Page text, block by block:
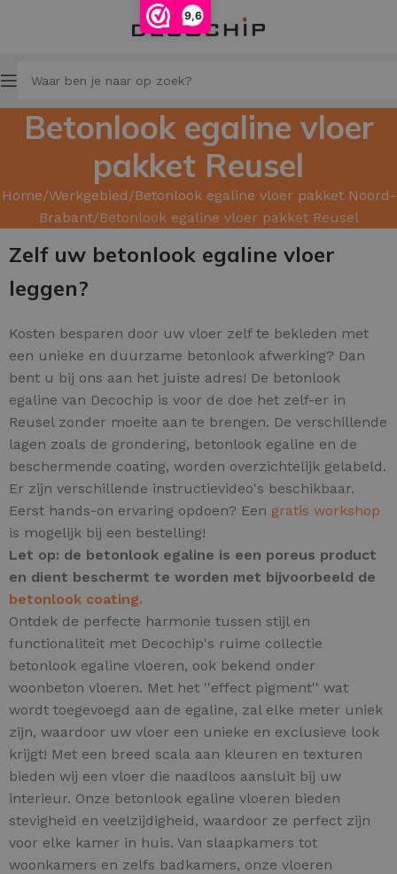
9,6
Betonlook egaline vloer
pakket Reusel
Home Werkgebied Betonlook egaline vloer pakket Noord-
Brabant Betonlook egaline vloer pakket Reusel
Zelf uw betonlook egaline vloer
leggen?
Kosten besparen door uw vloer zelf te bekleden met
een unieke en duurzame betonlook afwerking? Dan
bent u bij ons aan het juiste adres! De betonlook
egaline van Decochip is voor de doe het zelf-er in
Reusel zonder moeite aan te brengen. De verschillende
lagen zoals de grondering, betonlook egaline en de
beschermende coating, worden overzichtelijk gelabeld.
Er zijn verschillende instructievideo's beschikbaar.
Eerst hands-on ervaring opdoen? Een gratis workshop
is mogelijk bij een bestelling!
Let op: de betonlook egaline is een poreus product
en dient beschermt te worden met bijvoorbeeld de
betonlook coating.
Ontdek de perfecte harmonie tussen stijl en
functionaliteit met Decochip's ruime collectie
betonlook egaline vloeren, ook bekend onder
woonbeton vloeren. Met het ''effect pigment'' wat
wordt toegevoegd aan de egaline, zal elke meter uniek
zijn, waardoor uw vloer een unieke en exclusieve look
krijgt! Met een breed scala aan kleuren en texturen
bieden wij een vloer die naadloos aansluit bij uw
interieur. Onze betonlook egaline vloeren bieden
stevigheid en veelzijdigheid, waardoor ze perfect zijn
voor elke kamer in huis. Van slaapkamers tot
woonkamers en zelfs badkamers, onze vloeren